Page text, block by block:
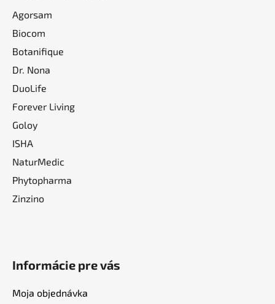
Agorsam
Biocom
Botanifique
Dr. Nona
DuoLife
Forever Living
Goloy
ISHA
NaturMedic
Phytopharma
Zinzino
Informácie pre vás
Moja objednávka